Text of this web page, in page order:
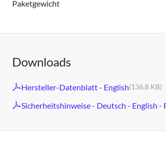
Paketgewicht
Downloads
Hersteller-Datenblatt - English(136.8 KB)
Sicherheitshinweise - Deutsch - English -